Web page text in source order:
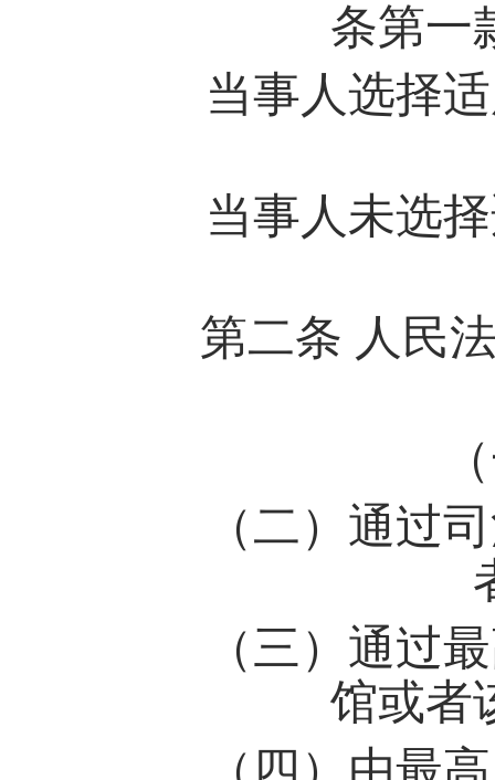
条第一
当事人选择
当事人未选
第二条 人民
（二）通过
（三）通过
馆或者
（四）由最